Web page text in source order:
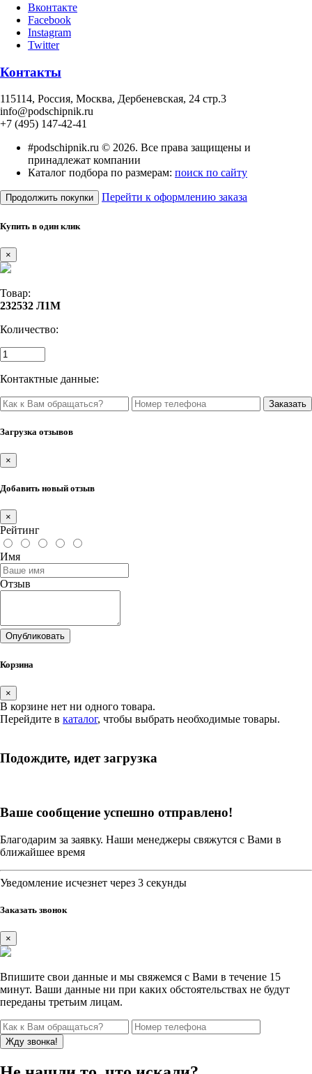
Вконтакте
Facebook
Instagram
Twitter
Контакты
115114, Россия, Москва, Дербеневская, 24 стр.3
info@podschipnik.ru
+7 (495) 147-42-41
#podschipnik.ru © 2026. Все права защищены и
принадлежат компании
Каталог подбора по размерам: поиск по сайту
Продолжить покупки Перейти к оформлению заказа
Купить в один клик
×
Товар:
232532 Л1М
Количество:
Контактные данные:
Загрузка отзывов
×
Добавить новый отзыв
×
Рейтинг
Имя
Отзыв
Опубликовать
Корзина
×
В корзине нет ни одного товара.
Перейдите в каталог, чтобы выбрать необходимые товары.
Подождите, идет загрузка
Ваше сообщение успешно отправлено!
Благодарим за заявку. Наши менеджеры свяжутся с Вами в
ближайшее время
Уведомление исчезнет через 3 секунды
Заказать звонок
×
Впишите свои данные и мы свяжемся с Вами в течение 15
минут. Ваши данные ни при каких обстоятельствах не будут
переданы третьим лицам.